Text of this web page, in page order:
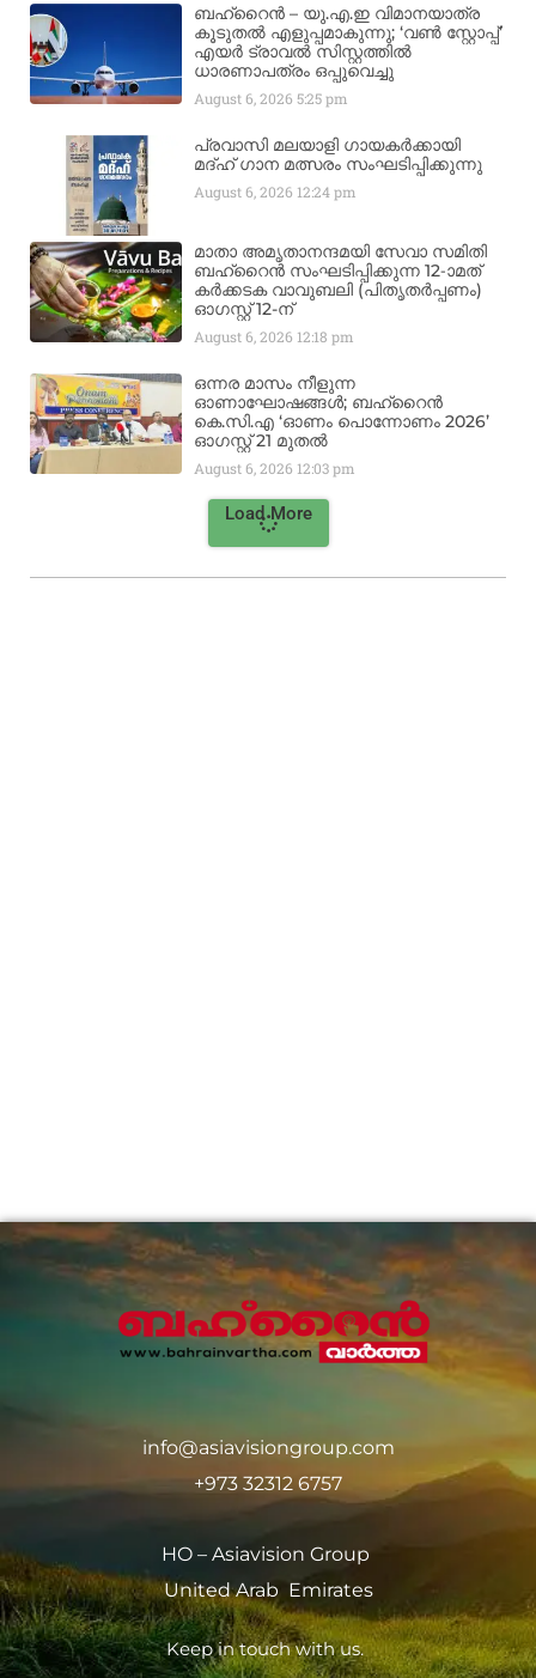
ബഹ്‌റൈൻ – യു.എ.ഇ വിമാനയാത്ര
കൂടുതൽ എളുപ്പമാകുന്നു; ‘വൺ സ്റ്റോപ്പ്’
എയർ ട്രാവൽ സിസ്റ്റത്തിൽ
ധാരണാപത്രം ഒപ്പുവെച്ചു
August 6, 20265:25 pm
പ്രവാസി മലയാളി ഗായകർക്കായി
മദ്ഹ് ഗാന മത്സരം സംഘടിപ്പിക്കുന്നു
August 6, 2026 12:24 pm
മാതാ അമൃതാനന്ദമയി സേവാ സമിതി
ബഹ്‌റൈൻ സംഘടിപ്പിക്കുന്ന 12-ാമത്
കർക്കടക വാവുബലി (പിതൃതർപ്പണം)
ഓഗസ്റ്റ് 12-ന്
August 6, 2026 12:18 pm
ഒന്നര മാസം നീളുന്ന
ഓണാഘോഷങ്ങൾ; ബഹ്‌റൈൻ
കെ.സി.എ ‘ഓണം പൊന്നോണം 2026’
ഓഗസ്റ്റ് 21 മുതൽ
August 6, 2026 12:03 pm
Load More
info@asiavisiongroup.com
+973 32312 6757
HO – Asiavision Group
United Arab Emirates
Keep in touch with us.